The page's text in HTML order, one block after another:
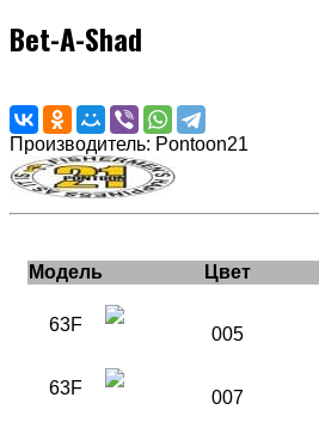
Bet-A-Shad
Производитель: Pontoon21
Модель Цвет
63F 005
63F 007